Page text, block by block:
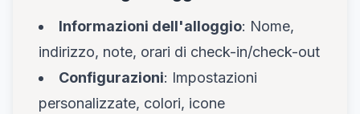
Informazioni dell'alloggio: Nome,
indirizzo, note, orari di check-in/check-out
Configurazioni: Impostazioni
personalizzate, colori, icone